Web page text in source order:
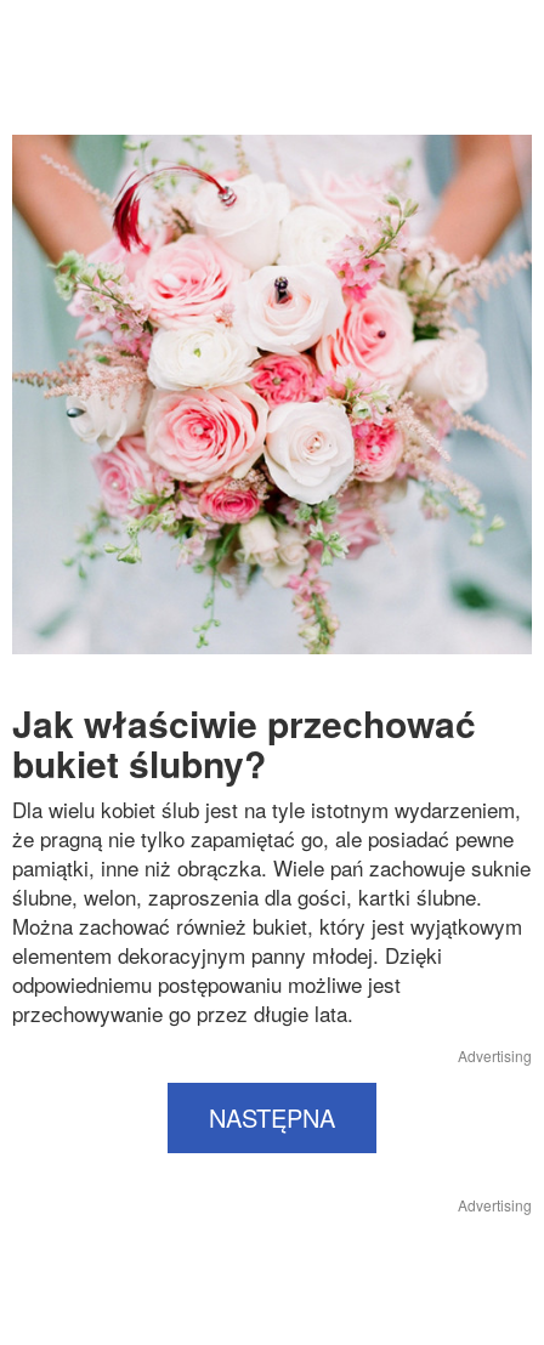
Jak właściwie przechować
bukiet ślubny?
Dla wielu kobiet ślub jest na tyle istotnym wydarzeniem,
że pragną nie tylko zapamiętać go, ale posiadać pewne
pamiątki, inne niż obrączka. Wiele pań zachowuje suknie
ślubne, welon, zaproszenia dla gości, kartki ślubne.
Można zachować również bukiet, który jest wyjątkowym
elementem dekoracyjnym panny młodej. Dzięki
odpowiedniemu postępowaniu możliwe jest
przechowywanie go przez długie lata.
Advertising
NASTĘPNA
Advertising